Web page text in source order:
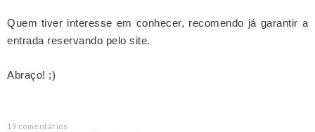
Quem tiver interesse em conhecer, recomendo já garantir a
entrada reservando pelo site.
Abraço! ;)
19 comentários